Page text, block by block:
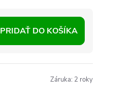
PRIDAŤ DO KOŠÍKA
Záruka: 2 roky